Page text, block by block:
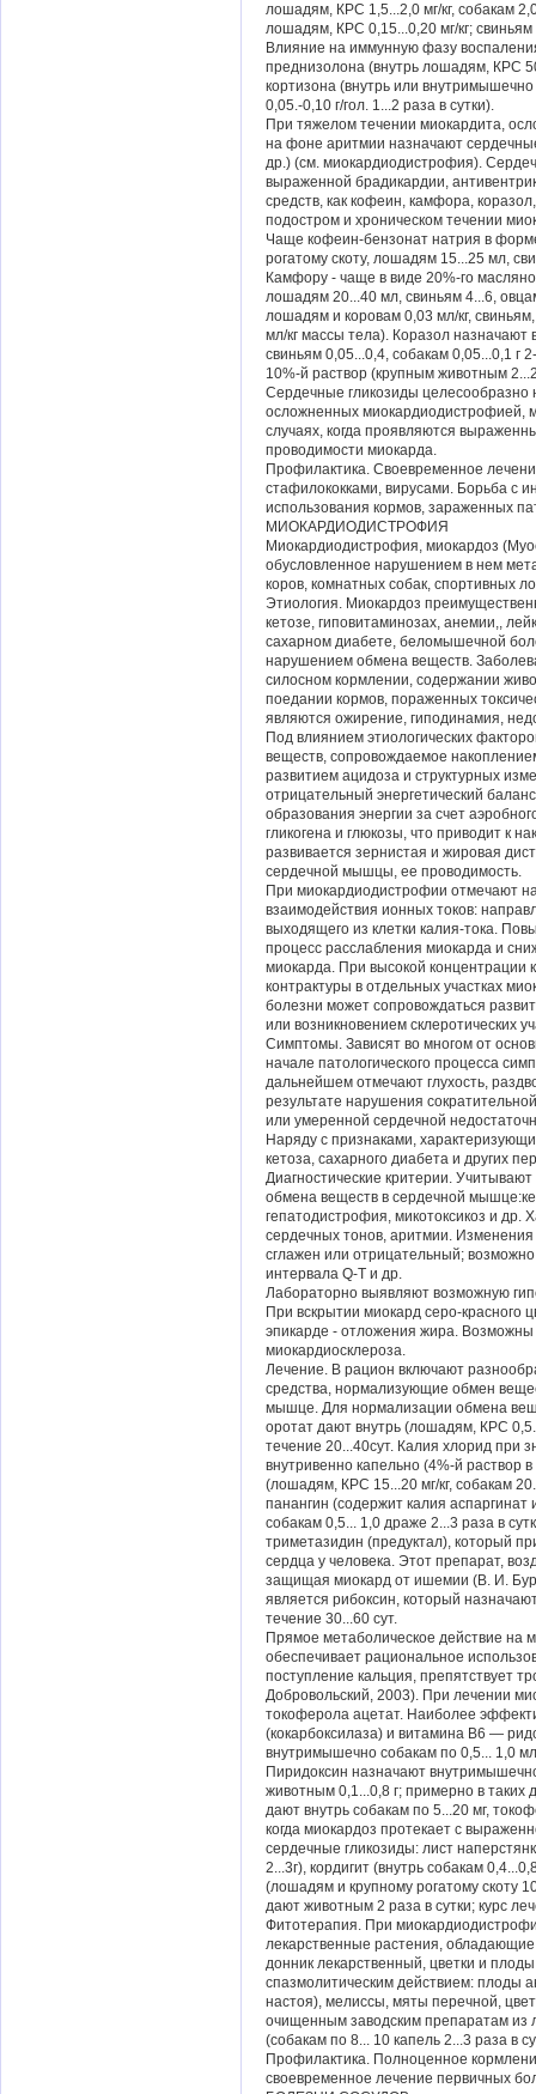
лошадям, КРС 1,5...2,0 мг/кг, собакам
лошадям, КРС 0,15...0,20 мг/кг; свиньям
Влияние на иммунную фазу
преднизолона (внутрь лошадям, КРС
кортизона (внутрь или
0,05.-0,10 г/гол. 1...2 раза в сутки).
При тяжелом течении миокардита,
на фоне аритмии назначают
др.) (см. миокардиодистрофия).
выраженной брадикардии,
средств, как кофеин, камфора,
подостром и хроническом течении
Чаще кофеин-бензонат натрия в
рогатому скоту, лошадям 15...25 мл,
Камфору - чаще в виде 20%-го
лошадям 20...40 мл, свиньям 4...6,
лошадям и коровам 0,03 мл/кг,
мл/кг массы тела). Коразол назначают
свиньям 0,05...0,4, собакам 0,05...0,1 г
10%-й раствор (крупным животным
Сердечные гликозиды целесообразно
осложненных миокардиодистрофией,
случаях, когда проявляются
проводимости миокарда.
Профилактика. Своевременное
стафилококками, вирусами. Борьба
использования кормов, зараженных
МИОКАРДИОДИСТРОФИЯ
Миокардиодистрофия, миокардоз
обусловленное нарушением в нем
коров, комнатных собак, спортивных
Этиология. Миокардоз
кетозе, гиповитаминозах, анемии,,
сахарном диабете, беломышечной
нарушением обмена веществ.
силосном кормлении, содержании
поедании кормов, пораженных
являются ожирение, гиподинамия,
Под влиянием этиологических
веществ, сопровождаемое
развитием ацидоза и структурных
отрицательный энергетический
образования энергии за счет
гликогена и глюкозы, что приводит к
развивается зернистая и жировая
сердечной мышцы, ее проводимость.
При миокардиодистрофии отмечают
взаимодействия ионных токов:
выходящего из клетки калия-тока.
процесс расслабления миокарда и
миокарда. При высокой концентрации
контрактуры в отдельных участках
болезни может сопровождаться
или возникновением склеротических
Симптомы. Зависят во многом от
начале патологического процесса
дальнейшем отмечают глухость,
результате нарушения
или умеренной сердечной
Наряду с признаками,
кетоза, сахарного диабета и других
Диагностические критерии.
обмена веществ в сердечной
гепатодистрофия, микотоксикоз и др.
сердечных тонов, аритмии.
сглажен или отрицательный;
интервала Q-Т и др.
Лабораторно выявляют возможную
При вскрытии миокард серо-красного
эпикарде - отложения жира.
миокардиосклероза.
Лечение. В рацион включают
средства, нормализующие обмен
мышце. Для нормализации обмена
оротат дают внутрь (лошадям, КРС
течение 20...40сут. Калия хлорид при
внутривенно капельно (4%-й раствор
(лошадям, КРС 15...20 мг/кг, собакам
панангин (содержит калия
собакам 0,5... 1,0 драже 2...3 раза в
триметазидин (предуктал), который
сердца у человека. Этот препарат,
защищая миокард от ишемии (В. И.
является рибоксин, который
течение 30...60 сут.
Прямое метаболическое действие на
обеспечивает рациональное
поступление кальция, препятствует
Добровольский, 2003). При лечении
токоферола ацетат. Наиболее
(кокарбоксилаза) и витамина В6 —
внутримышечно собакам по 0,5... 1,0
Пиридоксин назначают
животным 0,1...0,8 г; примерно в
дают внутрь собакам по 5...20 мг,
когда миокардоз протекает с
сердечные гликозиды: лист
2...3г), кордигит (внутрь собакам
(лошадям и крупному рогатому скоту
дают животным 2 раза в сутки; курс
Фитотерапия. При
лекарственные растения,
донник лекарственный, цветки и
спазмолитическим действием: плоды
настоя), мелиссы, мяты перечной,
очищенным заводским препаратам из
(собакам по 8... 10 капель 2...3 раза в
Профилактика. Полноценное
своевременное лечение первичных